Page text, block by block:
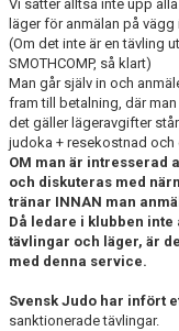
BLI MEDLEM
VECKOSCHEMA
Vi sätter alltså inte upp
läger för anmälan på
(Om det inte är en tävling
SMOTHCOMP, så klart)
Man går själv in och
fram till betalning, där
det gäller lägeravgifter
judoka + resekostnad och
OM man är intresserad
och diskuteras med
tränar INNAN man
Då ledare i klubben
tävlingar och läger, är
med denna service.
Svensk Judo har infört
sanktionerade tävlingar.